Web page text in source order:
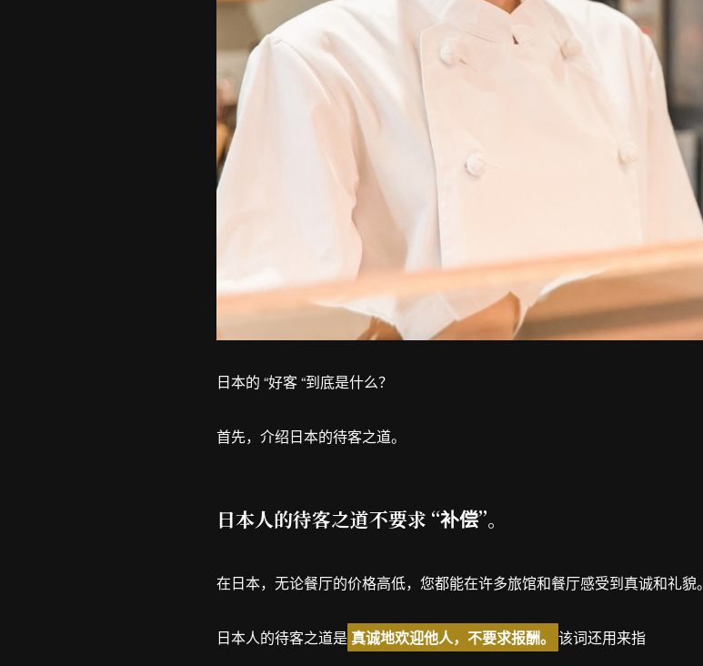
日本的 “好客 “到底是什么？
首先，介绍日本的待客之道。
日本人的待客之道不要求 “补偿”。
在日本，无论餐厅的价格高低，您都能在许多旅馆和餐厅感受到真诚和礼貌。
日本人的待客之道是 真诚地欢迎他人，不要求报酬。 该词还用来指